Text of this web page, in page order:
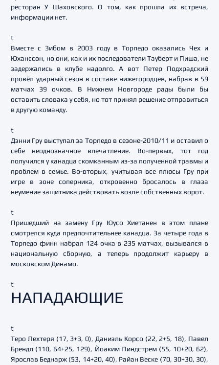
ресторан У Шаховского. О том, как прошла их встреча,
информации нет.
t
Вместе с Зибом в 2003 году в Торпедо оказались Чех и
Юханссон, но они, как и их последователи Тауберт и Пиша, не
задержались в клубе надолго. А вот Петер Подхрадский
провёл ударный сезон в составе нижегородцев, набрав в 59
матчах 39 очков. В Нижнем Новгороде рады были бы
оставить словака у себя, но тот принял решение отправиться
в другую команду.
t
Дэнни Гру выступал за Торпедо в сезоне-2010/11 и оставил о
себе неоднозначное впечатление. Во-первых, тот год
получился у канадца скомканным из-за полученной травмы и
проблем в семье. Во-вторых, учитывая все плюсы Гру при
игре в зоне соперника, откровенно бросалось в глаза
неумение защитника действовать возле собственных ворот.
t
Пришедший на замену Гру Юусо Хиетанен в этом плане
смотрелся куда предпочтительнее канадца. За четыре года в
Торпедо финн набрал 124 очка в 235 матчах, вызывался в
национальную сборную, а теперь продолжит карьеру в
московском Динамо.
t
НАПАДАЮЩИЕ
t
Теро Лехтеря (17, 3+3, 0), Даниэль Корсо (22, 2+5, 18), Павел
Брендл (110, 64+25, 129), Йоаким Линдстрем (55, 10+20, 62),
Ярослав Беднарж (53, 14+20, 40), Райан Веске (70, 30+30, 30),